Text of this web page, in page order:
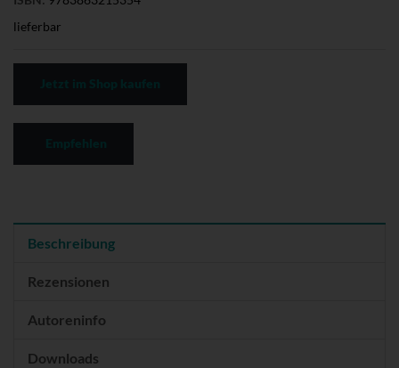
lieferbar
Beschreibung
Rezensionen
Autoreninfo
Downloads